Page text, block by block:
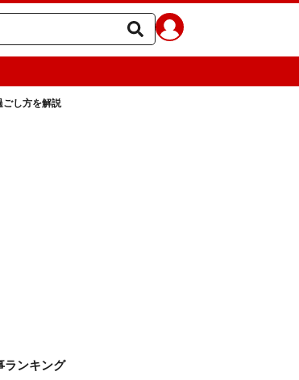
ごし方を解説
ランキング